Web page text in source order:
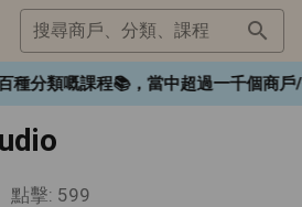
搜尋商戶、分類、課程
嘅課程📚，當中超過一千個商戶/個
點擊: 599